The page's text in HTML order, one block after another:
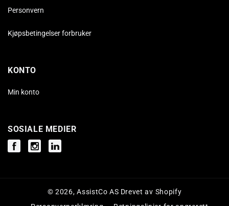
Personvern
Kjøpsbetingelser forbruker
KONTO
Min konto
SOSIALE MEDIER
FacebookInstagramInstagram
© 2026,AssistCo AS Drevet av Shopify